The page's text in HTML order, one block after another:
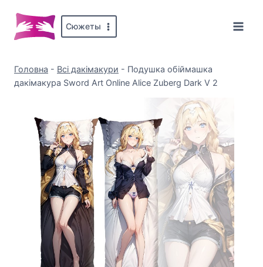
вмісту
Сюжеты
Головна - Всі дакімакури - Подушка обіймашка
дакімакура Sword Art Online Alice Zuberg Dark V 2